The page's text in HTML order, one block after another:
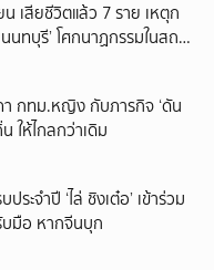
น เสียชีวิตแล้ว 7 ราย เหตุก
นทบุรี’ โศกนาฏกรรมในสถาน
า กทม.หญิง กับภารกิจ ‘ดัน
ให้ไกลกว่าเดิม
ระจำปี ‘ไล่ ชิงเต๋อ’ เข้าร่วม
บมือ หากจีนบุก